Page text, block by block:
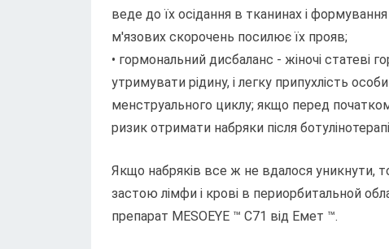
веде до їх осідання в тканинах і
м'язових скорочень посилює їх прояв;
• гормональний дисбаланс - жіночі статеві
утримувати рідину, і легку припухлість
менструального циклу; якщо перед
ризик отримати набряки після
Якщо набряків все ж не вдалося уникнути,
застою лімфи і крові в периорбитальной
препарат MESOEYE ™ С71 від Емет ™.